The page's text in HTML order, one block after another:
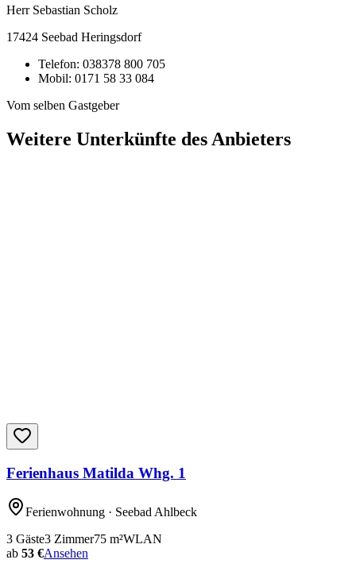
Herr Sebastian Scholz
17424 Seebad Heringsdorf
Telefon: 038378 800 705
Mobil: 0171 58 33 084
Vom selben Gastgeber
Weitere Unterkünfte des Anbieters
Ferienhaus Matilda Whg. 1
Ferienwohnung · Seebad Ahlbeck
3 Gäste3 Zimmer75 m²WLAN
ab 53 €Ansehen